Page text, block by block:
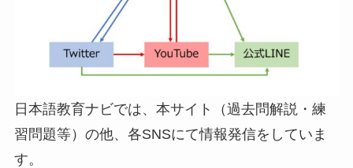
日本語教育ナビでは、本サイト（過去問解説・練
習問題等）の他、各SNSにて情報発信をしていま
す。